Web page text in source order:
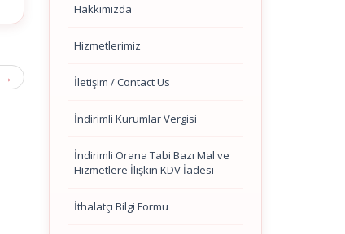
→
Hakkımızda
Hizmetlerimiz
İletişim / Contact Us
İndirimli Kurumlar Vergisi
İndirimli Orana Tabi Bazı Mal ve
Hizmetlere İlişkin KDV İadesi
İthalatçı Bilgi Formu